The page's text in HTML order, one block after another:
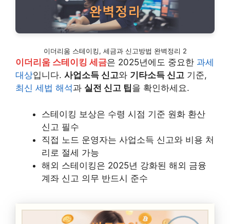
이더리움 스테이킹, 세금과 신고방법 완벽정리 2
이더리움 스테이킹 세금은 2025년에도 중요한 과세
대상입니다. 사업소득 신고와 기타소득 신고 기준,
최신 세법 해석과 실전 신고 팁을 확인하세요.
스테이킹 보상은 수령 시점 기준 원화 환산
신고 필수
직접 노드 운영자는 사업소득 신고와 비용 처
리로 절세 가능
해외 스테이킹은 2025년 강화된 해외 금융
계좌 신고 의무 반드시 준수